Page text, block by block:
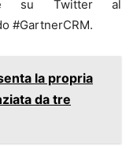
su Twitter al
#GartnerCRM.
la propria
da tre